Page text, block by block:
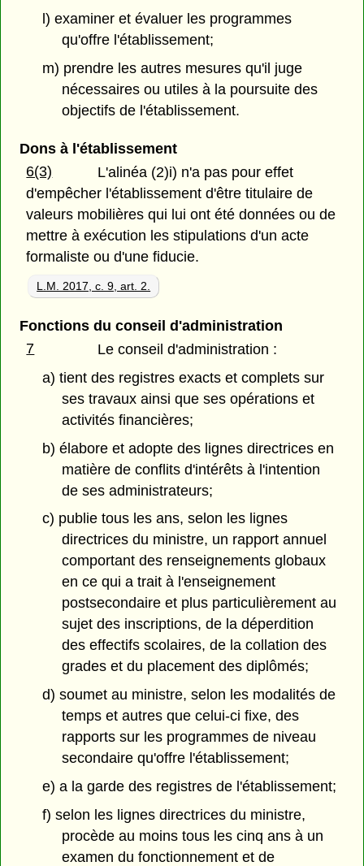
l) examiner et évaluer les programmes
qu'offre l'établissement;
m) prendre les autres mesures qu'il juge
nécessaires ou utiles à la poursuite des
objectifs de l'établissement.
Dons à l'établissement
6(3)
L'alinéa (2)i) n'a pas pour effet
d'empêcher l'établissement d'être titulaire de
valeurs mobilières qui lui ont été données ou de
mettre à exécution les stipulations d'un acte
formaliste ou d'une fiducie.
L.M. 2017, c. 9, art. 2.
Fonctions du conseil d'administration
7
Le conseil d'administration :
a) tient des registres exacts et complets sur
ses travaux ainsi que ses opérations et
activités financières;
b) élabore et adopte des lignes directrices en
matière de conflits d'intérêts à l'intention
de ses administrateurs;
c) publie tous les ans, selon les lignes
directrices du ministre, un rapport annuel
comportant des renseignements globaux
en ce qui a trait à l'enseignement
postsecondaire et plus particulièrement au
sujet des inscriptions, de la déperdition
des effectifs scolaires, de la collation des
grades et du placement des diplômés;
d) soumet au ministre, selon les modalités de
temps et autres que celui-ci fixe, des
rapports sur les programmes de niveau
secondaire qu'offre l'établissement;
e) a la garde des registres de l'établissement;
f) selon les lignes directrices du ministre,
procède au moins tous les cinq ans à un
examen du fonctionnement et de